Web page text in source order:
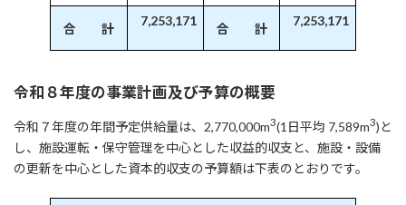
合 計
7,253,171
合 計
7,253,171
令和８年度の事業計画及び予算の概要
令和７年度の年間予定供給量は、2,770,000m3(1日平均 7,589m3)と
し、施設運転・保守管理を中心とした収益的収支と、施設・設備
の更新を中心とした資本的収支の予算額は下表のとおりです。